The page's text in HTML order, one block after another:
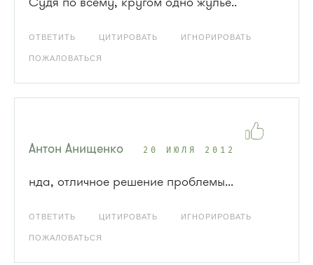
ОТВЕТИТЬ ЦИТИРОВАТЬ ИГНОРИРОВАТЬ
ПОЖАЛОВАТЬСЯ
Антон Анищенко 20 ИЮЛЯ 2012
нда, отличное решение проблемы...
ОТВЕТИТЬ ЦИТИРОВАТЬ ИГНОРИРОВАТЬ
ПОЖАЛОВАТЬСЯ